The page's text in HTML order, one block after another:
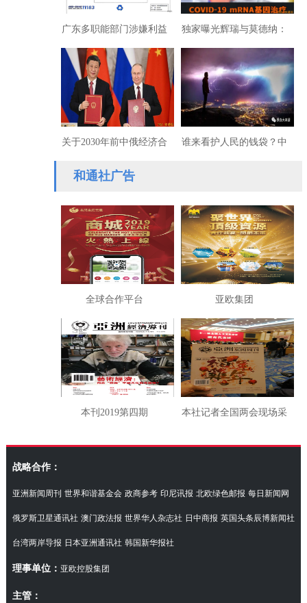
广东多职能部门涉嫌利益
交换遭实名向中央巡视组
举报
独家曝光辉瑞与莫德纳：
疫情前为何已预造新冠疫
苗！
关于2030年前中俄经济合
作重点方向发展规划的联
合声明
谁来看护人民的钱袋？中
股
和通社广告
全球合作平台 亚欧集团
本刊2019第四期 本社记者全国两会现场采
访湖南代表团
战略合作：
亚洲新闻周刊 世界和谐基金会 政商参考 印尼讯报 北欧绿色邮报 每日新闻网
俄罗斯卫星通讯社 澳门政法报 世界华人杂志社 日中商报 英国头条辰博新闻社
台湾两岸导报 日本亚洲通讯社 韩国新华报社
理事单位： 亚欧控股集团
主管：